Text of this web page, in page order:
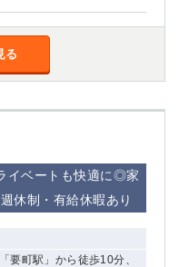
る
イベートも快適に◎家
休制・有給休暇あり
要町駅」から徒歩10分、